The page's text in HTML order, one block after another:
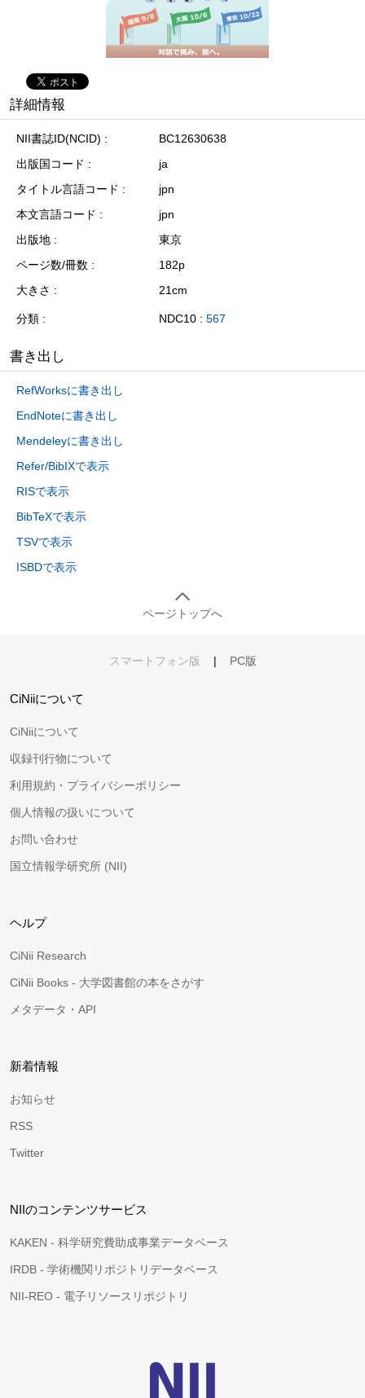
詳細情報
NII書誌ID(NCID)
BC12630638
出版国コード
ja
タイトル言語コード
jpn
本文言語コード
jpn
出版地
東京
ページ数/冊数
182p
大きさ
21cm
分類 NDC10 : 567
書き出し
RefWorksに書き出し
EndNoteに書き出し
Mendeleyに書き出し
Refer/BibIXで表示
RISで表示
BibTeXで表示
TSVで表示
ISBDで表示
ページトップへ
スマートフォン版 | PC版
CiNiiについて
CiNiiについて
収録刊行物について
利用規約・プライバシーポリシー
個人情報の扱いについて
お問い合わせ
国立情報学研究所 (NII)
ヘルプ
CiNii Research
CiNii Books - 大学図書館の本をさがす
メタデータ・API
新着情報
お知らせ
RSS
Twitter
NIIのコンテンツサービス
KAKEN - 科学研究費助成事業データベース
IRDB - 学術機関リポジトリデータベース
NII-REO - 電子リソースリポジトリ